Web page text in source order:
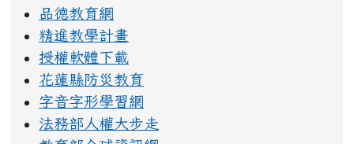
品德教育網
精進教學計畫
授權軟體下載
花蓮縣防災教育
字音字形學習網
法務部人權大步走